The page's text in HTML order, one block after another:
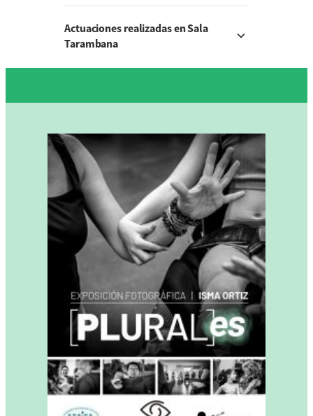
Actuaciones realizadas en Sala
Tarambana